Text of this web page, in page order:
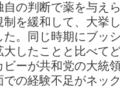
自の判断で薬を与え
制を緩和して、大挙
た。同じ時期にブッ
大したことと比べて
ビーが共和党の大統
での経験不足がネッ